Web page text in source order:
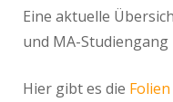
Eine aktuelle
und MA-
Hier gibt es die